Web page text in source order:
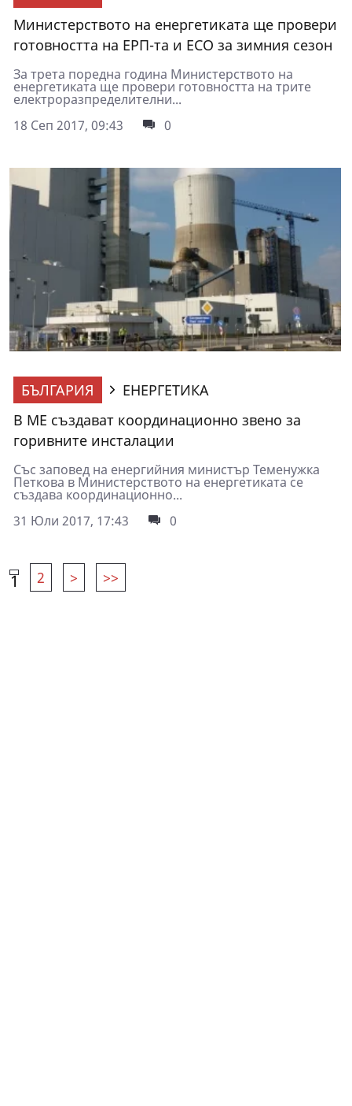
Министерството на енергетиката ще провери
готовността на ЕРП-та и ЕСО за зимния сезон
За трета поредна година Министерството на
енергетиката ще провери готовността на трите
електроразпределителни...
18 Сеп 2017, 09:43
0
БЪЛГАРИЯ
ЕНЕРГЕТИКА
В МЕ създават координационно звено за
горивните инсталации
Със заповед на енергийния министър Теменужка
Петкова в Министерството на енергетиката се
създава координационно...
31 Юли 2017, 17:43
0
1 2 > >>